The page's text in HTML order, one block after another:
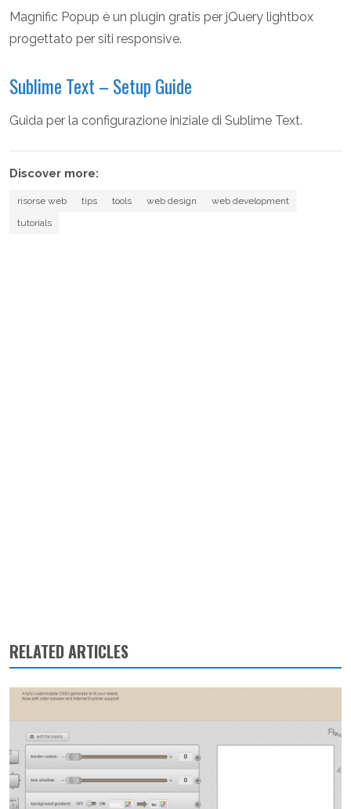
Magnific Popup è un plugin gratis per jQuery lightbox
progettato per siti responsive.
Sublime Text – Setup Guide
Guida per la configurazione iniziale di Sublime Text.
Discover more:
risorse web tips tools web design
web development
tutorials
RELATED ARTICLES